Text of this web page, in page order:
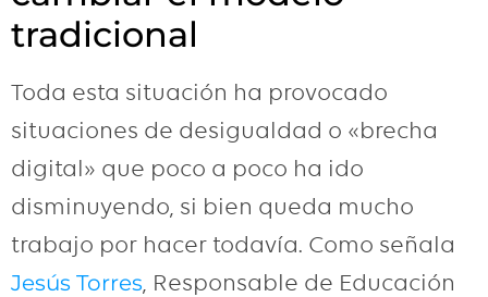
tradicional
Toda esta situación ha provocado
situaciones de desigualdad o «brecha
digital» que poco a poco ha ido
disminuyendo, si bien queda mucho
trabajo por hacer todavía. Como señala
Jesús Torres , Responsable de Educación